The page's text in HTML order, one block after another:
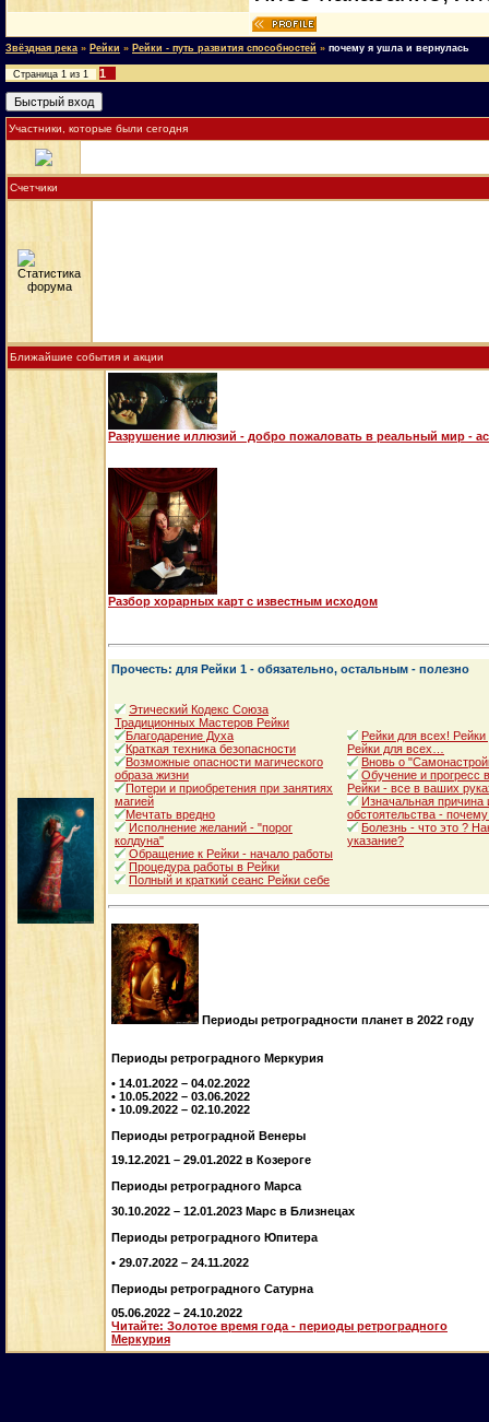
Звёздная река » Рейки » Рейки - путь развития способностей » почему я ушла и вернулась
Страница 1 из 1 1
Участники, которые были сегодня
Счетчики
Ближайшие события и акции
Разрушение иллюзий - добро пожаловать в реальный мир -
Разбор хорарных карт с известным исходом
Прочесть: для Рейки 1 - обязательно, остальным - полезно
Этический Кодекс Союза
Традиционных Мастеров Рейки
Благодарение Духа
Краткая техника безопасности
Возможные опасности магического
образа жизни
Потери и приобретения при занятиях
магией
Мечтать вредно
Исполнение желаний - "порог
колдуна"
Обращение к Рейки - начало работы
Процедура работы в Рейки
Полный и краткий сеанс Рейки себе
Рейки для всех!
Рейки для всех…
Вновь о
Обучение и прогресс
Рейки - все в ваших
Изначальная
обстоятельства -
Болезнь - что это ?
указание?
Периоды ретроградности планет в 2022 году
Периоды ретроградного Меркурия
• 14.01.2022 – 04.02.2022
• 10.05.2022 – 03.06.2022
• 10.09.2022 – 02.10.2022
Периоды ретроградной Венеры
19.12.2021 – 29.01.2022 в Козероге
Периоды ретроградного Марса
30.10.2022 – 12.01.2023 Марс в Близнецах
Периоды ретроградного Юпитера
• 29.07.2022 – 24.11.2022
Периоды ретроградного Сатурна
05.06.2022 – 24.10.2022
Читайте: Золотое время года - периоды ретроградного
Меркурия